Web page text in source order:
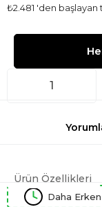
₺2.481 'den başlayan
Ürün Özellikleri
Daha